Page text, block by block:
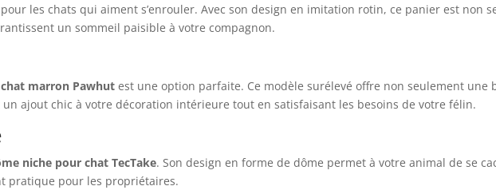
les chats qui aiment s’enrouler. Avec son design en imitation rotin, ce panier est non
un sommeil paisible à votre compagnon.
marron Pawhut est une option parfaite. Ce modèle surélevé offre non seulement
ajout chic à votre décoration intérieure tout en satisfaisant les besoins de votre félin.
niche pour chat TecTake. Son design en forme de dôme permet à votre animal de se
pratique pour les propriétaires.